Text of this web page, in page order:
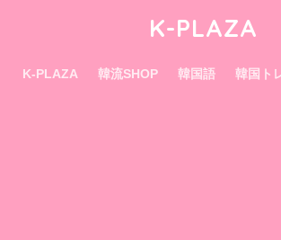
K-PLAZA
K-PLAZA 韓流SHOP 韓国語 韓国ト